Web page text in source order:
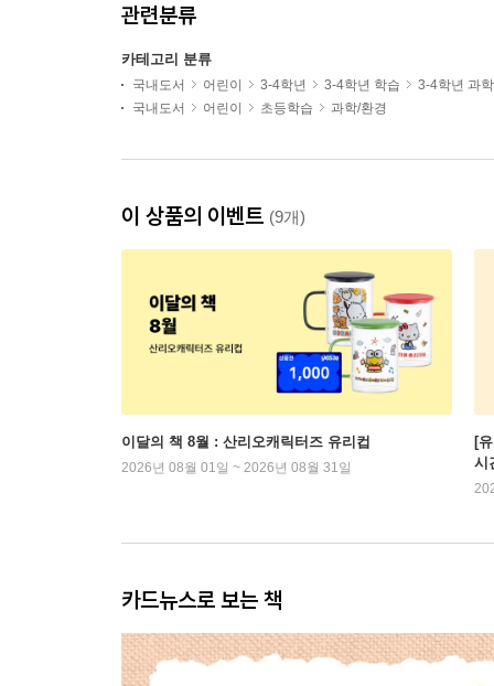
관련분류
카테고리 분류
국내도서 어린이 3-4학년 3-4학년 학습
3-4학년 과
국내도서
어린이 초등학습 과학/환경
이 상품의 이벤트 (9개)
이달의 책 8월 : 산리오캐릭터즈 유리컵
2026년 08월 01일 ~ 2026년 08월 31일
[
시
카드뉴스로 보는 책